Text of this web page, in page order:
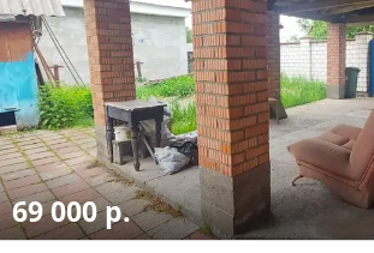
69 000 р.